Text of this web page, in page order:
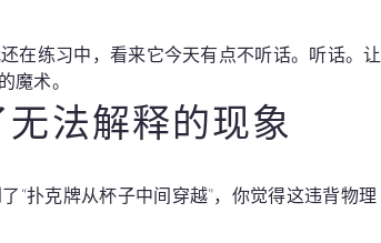
在练习中，看来它今天有点不听话。听话。让
魔术。
法解释的现象
“扑克牌从杯子中间穿越”，你觉得这违背物理